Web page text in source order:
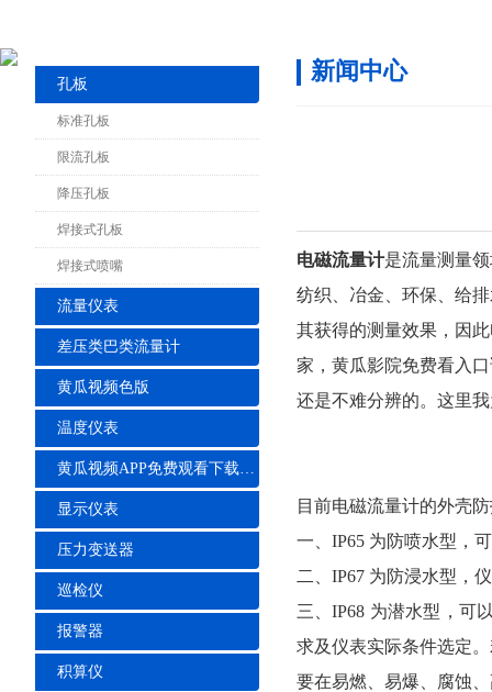
孔板
标准孔板
限流孔板
降压孔板
焊接式孔板
焊接式喷嘴
流量仪表
差压类巴类流量计
黄瓜视频色版
温度仪表
黄瓜视频APP免费观看下载安装
显示仪表
压力变送器
巡检仪
报警器
积算仪
新闻中心
电磁流量计是流量测量
纺织、冶金、环保、给
其获得的测量效果，因
家，黄瓜影院免费看入
还是不难分辨的。这里
目前电磁流量计的外壳
一、IP65 为防喷水型，
二、IP67 为防浸水型，
三、IP68 为潜水型，可
求及仪表实际条件选定
要在易燃、易爆、腐蚀